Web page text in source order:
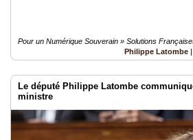
Pour un Numérique Souverain » Solutions
Philippe Latombe |
Le député Philippe Latombe
ministre